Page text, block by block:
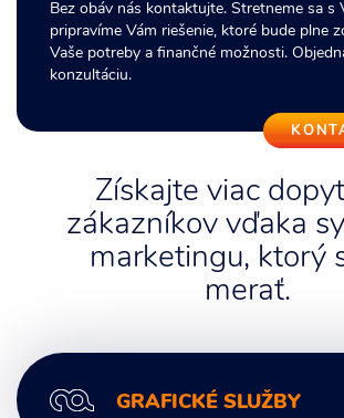
Bez obáv nás kontaktujte. Stretneme sa s
pripravíme Vám riešenie, ktoré bude plne
Vaše potreby a finančné možnosti.
konzultáciu.
Získajte viac
zákazníkov vďaka
marketingu, ktorý
merať.
GRAFICKÉ SLUŽBY